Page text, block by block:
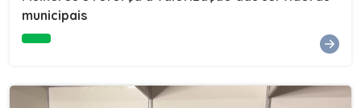
Cultura, Esporte e Lazer, Paulo Thomas, prestigiou os
compromisso da nossa gestão com a inclusão,
oferecendo a jovens e adultos a oportunidade de
municipais